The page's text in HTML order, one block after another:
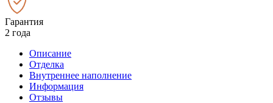
Гарантия
2 года
Описание
Отделка
Внутреннее наполнение
Информация
Отзывы